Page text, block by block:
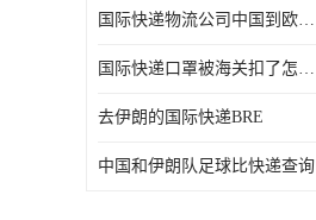
国际快递物流公司中国到欧洲英国法国德国能寄铁路空运海运
国际快递口罩被海关扣了怎么办
去伊朗的国际快递BRE
中国和伊朗队足球比快递查询